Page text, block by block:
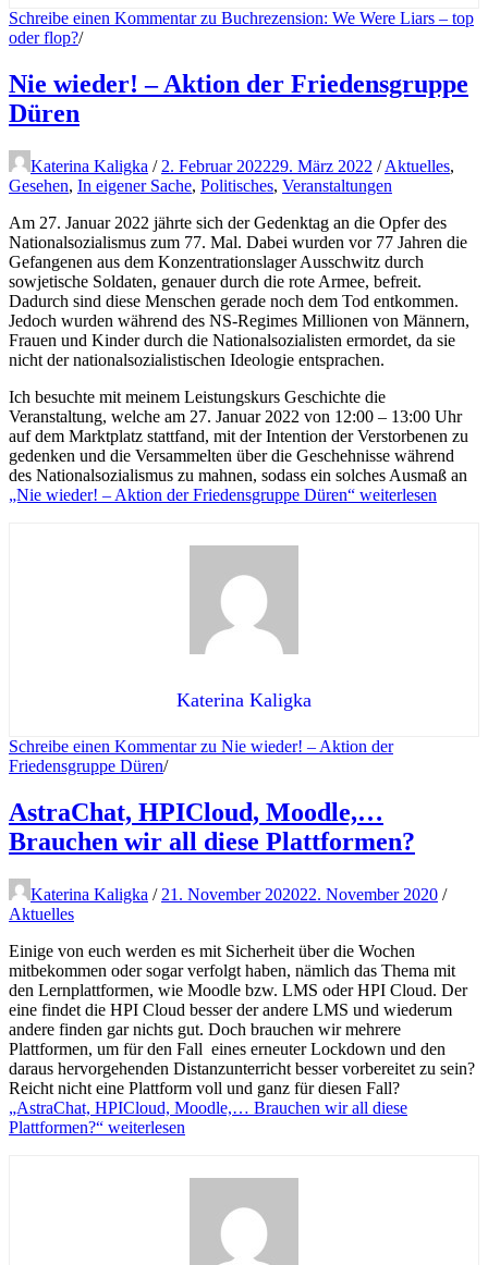
Schreibe einen Kommentarzu Buchrezension: We Were Liars – top
oder flop?/
Nie wieder! – Aktion der Friedensgruppe
Düren
Katerina Kaligka / 2. Februar 202229. März 2022 / Aktuelles,
Gesehen, In eigener Sache, Politisches, Veranstaltungen
Am 27. Januar 2022 jährte sich der Gedenktag an die Opfer des
Nationalsozialismus zum 77. Mal. Dabei wurden vor 77 Jahren die
Gefangenen aus dem Konzentrationslager Ausschwitz durch
sowjetische Soldaten, genauer durch die rote Armee, befreit.
Dadurch sind diese Menschen gerade noch dem Tod entkommen.
Jedoch wurden während des NS-Regimes Millionen von Männern,
Frauen und Kinder durch die Nationalsozialisten ermordet, da sie
nicht der nationalsozialistischen Ideologie entsprachen.
Ich besuchte mit meinem Leistungskurs Geschichte die
Veranstaltung, welche am 27. Januar 2022 von 12:00 – 13:00 Uhr
auf dem Marktplatz stattfand, mit der Intention der Verstorbenen zu
gedenken und die Versammelten über die Geschehnisse während
des Nationalsozialismus zu mahnen, sodass ein solches Ausmaß an
„Nie wieder! – Aktion der Friedensgruppe Düren“ weiterlesen
Katerina Kaligka
Schreibe einen Kommentarzu Nie wieder! – Aktion der
Friedensgruppe Düren/
AstraChat, HPICloud, Moodle,…
Brauchen wir all diese Plattformen?
Katerina Kaligka / 21. November 202022. November 2020 /
Aktuelles
Einige von euch werden es mit Sicherheit über die Wochen
mitbekommen oder sogar verfolgt haben, nämlich das Thema mit
den Lernplattformen, wie Moodle bzw. LMS oder HPI Cloud. Der
eine findet die HPI Cloud besser der andere LMS und wiederum
andere finden gar nichts gut. Doch brauchen wir mehrere
Plattformen, um für den Fall eines erneuter Lockdown und den
daraus hervorgehenden Distanzunterricht besser vorbereitet zu sein?
Reicht nicht eine Plattform voll und ganz für diesen Fall?
„AstraChat, HPICloud, Moodle,… Brauchen wir all diese
Plattformen?“ weiterlesen